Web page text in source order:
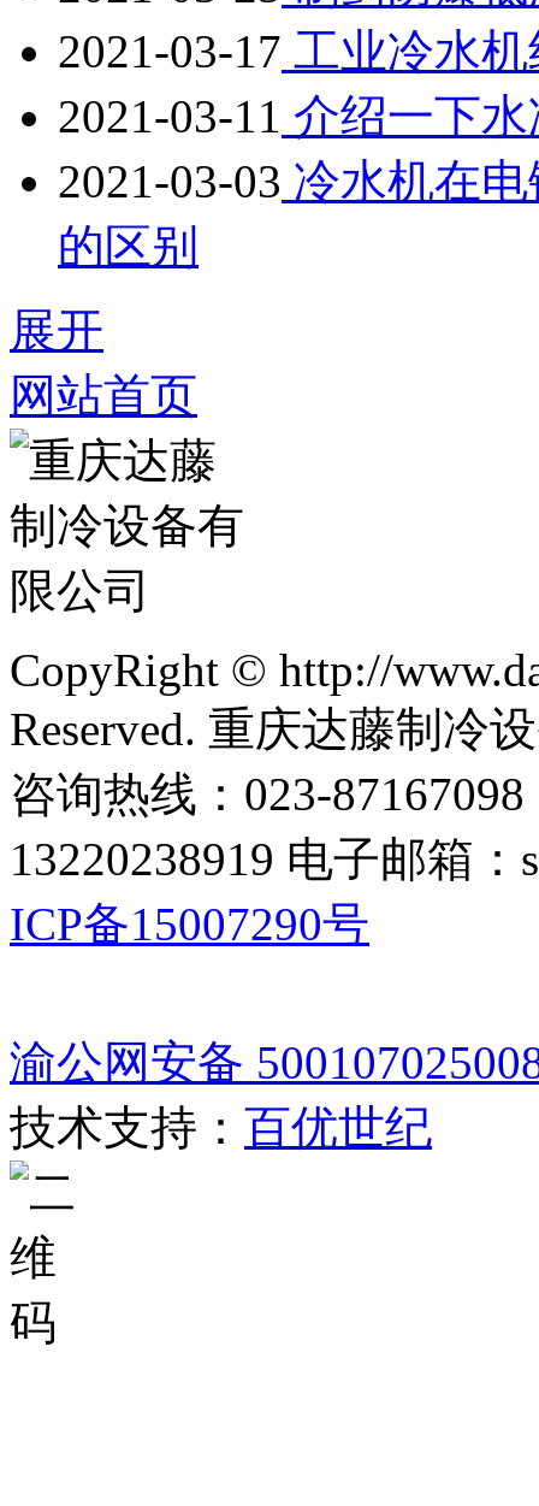
2021-03-17 工业冷水
2021-03-11 介绍一下
2021-03-03 冷水机在
的区别
展开
网站首页
CopyRight © http://
Reserved. 重庆达藤制冷
咨询热线：023-87167098
13220238919 电子邮箱：
ICP备15007290号
渝公网安备
技术支持： 百优世纪